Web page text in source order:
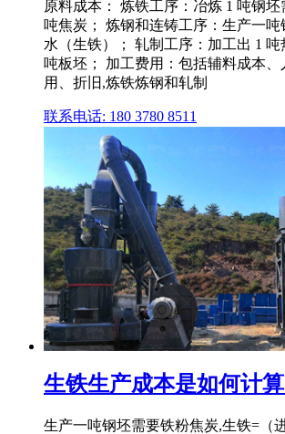
原料成本： 炼铁工序：冶炼 1 吨钢坯
吨焦炭； 炼钢和连铸工序：生产一
水（生铁）； 轧制工序：加工出 1 吨
吨板坯； 加工费用：包括辅料成本
用、折旧,炼铁炼钢和轧制
联系电话: 180 3780 8511
生铁生产成本是如何计
生产一吨钢坯需要铁粉焦炭,生铁=（